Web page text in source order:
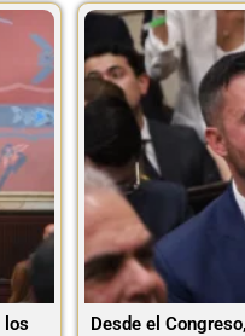
los
Desde el